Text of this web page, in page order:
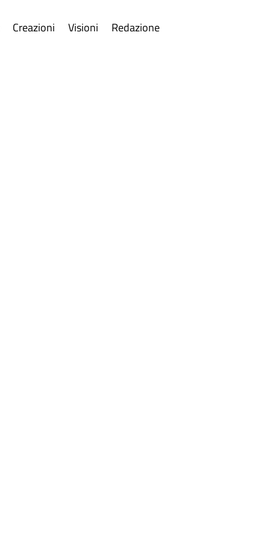
Creazioni Visioni Redazione